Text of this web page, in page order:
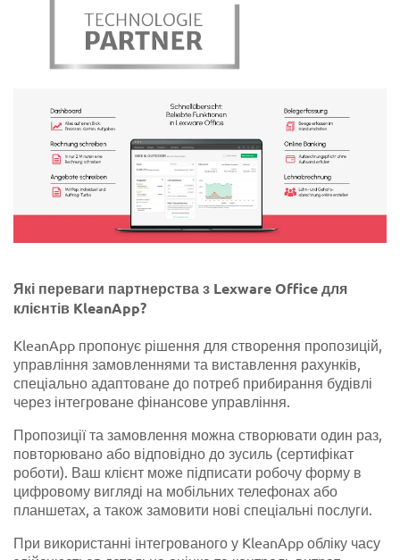
Які переваги партнерства з Lexware Office для
клієнтів KleanApp?
KleanApp пропонує рішення для створення пропозицій,
управління замовленнями та виставлення рахунків,
спеціально адаптоване до потреб прибирання будівлі
через інтегроване фінансове управління.
Пропозиції та замовлення можна створювати один раз,
повторювано або відповідно до зусиль (сертифікат
роботи). Ваш клієнт може підписати робочу форму в
цифровому вигляді на мобільних телефонах або
планшетах, а також замовити нові спеціальні послуги.
При використанні інтегрованого у KleanApp обліку часу